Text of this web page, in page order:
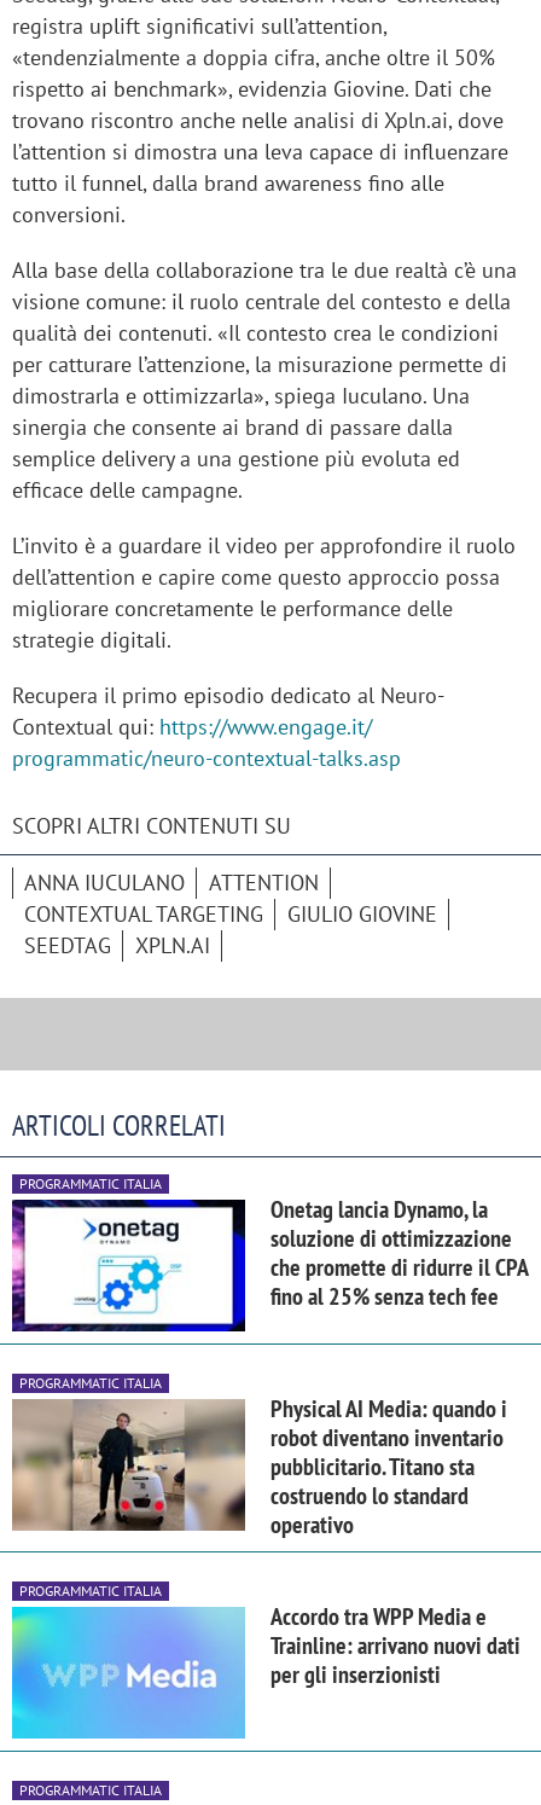
registra uplift significativi sull’attention,
«tendenzialmente a doppia cifra, anche oltre il 50%
rispetto ai benchmark», evidenzia Giovine. Dati che
trovano riscontro anche nelle analisi di Xpln.ai, dove
l’attention si dimostra una leva capace di influenzare
tutto il funnel, dalla brand awareness fino alle
conversioni.
Alla base della collaborazione tra le due realtà c’è una
visione comune: il ruolo centrale del contesto e della
qualità dei contenuti. «Il contesto crea le condizioni
per catturare l’attenzione, la misurazione permette di
dimostrarla e ottimizzarla», spiega Iuculano. Una
sinergia che consente ai brand di passare dalla
semplice delivery a una gestione più evoluta ed
efficace delle campagne.
L’invito è a guardare il video per approfondire il ruolo
dell’attention e capire come questo approccio possa
migliorare concretamente le performance delle
strategie digitali.
Recupera il primo episodio dedicato al Neuro-
Contextual qui: https://www.engage.it/
programmatic/neuro-contextual-talks.asp
SCOPRI ALTRI CONTENUTI SU
ANNA IUCULANO
ATTENTION
CONTEXTUAL TARGETING
GIULIO GIOVINE
SEEDTAG
XPLN.AI
ARTICOLI CORRELATI
PROGRAMMATIC ITALIA
Onetag lancia Dynamo, la
soluzione di ottimizzazione
che promette di ridurre il CPA
fino al 25% senza tech fee
PROGRAMMATIC ITALIA
Physical AI Media: quando i
robot diventano inventario
pubblicitario. Titano sta
costruendo lo standard
operativo
PROGRAMMATIC ITALIA
Accordo tra WPP Media e
Trainline: arrivano nuovi dati
per gli inserzionisti
PROGRAMMATIC ITALIA